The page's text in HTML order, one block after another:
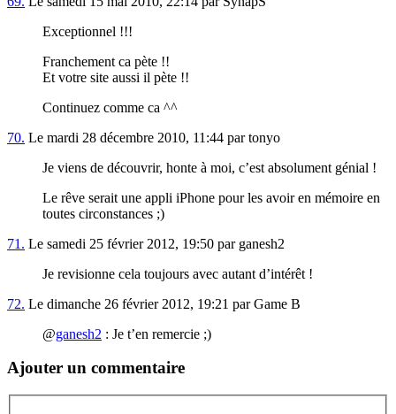
Exceptionnel !!!
Franchement ca pète !!
Et votre site aussi il pète !!
Continuez comme ca ^^
70. Le mardi 28 décembre 2010, 11:44 par tonyo
Je viens de découvrir, honte à moi, c’est absolument génial !
Le rêve serait une appli iPhone pour les avoir en mémoire en
toutes circonstances ;)
71. Le samedi 25 février 2012, 19:50 par ganesh2
Je revisionne cela toujours avec autant d’intérêt !
72. Le dimanche 26 février 2012, 19:21 par Game B
@ganesh2 : Je t’en remercie ;)
Ajouter un commentaire